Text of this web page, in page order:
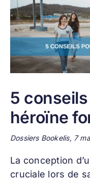
5
héroïne
Dossiers Bookelis, 7
La conception
cruciale lors de